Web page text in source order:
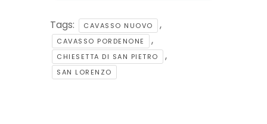
Tags: CAVASSO NUOVO ,
CAVASSO PORDENONE ,
CHIESETTA DI SAN PIETRO ,
SAN LORENZO